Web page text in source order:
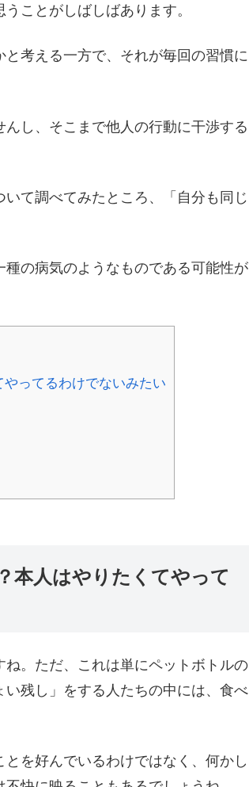
ことがしばしばあります。
考える一方で、それが毎回の習慣に
し、そこまで他人の行動に干渉する
て調べてみたところ、「自分も同じ
の病気のようなものである可能性が
ってるわけでないみたい
本人はやりたくてやって
ね。ただ、これは単にペットボトルの
残し」をする人たちの中には、食べ
を好んでいるわけではなく、何かし